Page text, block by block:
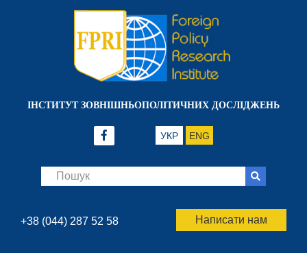
ІНСТИТУТ ЗОВНІШНЬОПОЛІТИЧНИХ ДОСЛІДЖЕНЬ
УКР ENG
+38 (044) 287 52 58 Написати нам